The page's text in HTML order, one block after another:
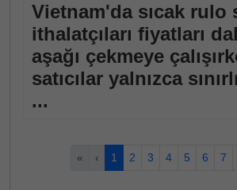
Vietnam'da sıcak rulo
ithalatçıları fiyatları
aşağı çekmeye
satıcılar yalnızca
...
« ‹ 1 2 3 4 5 6 7